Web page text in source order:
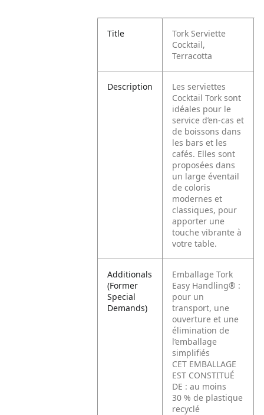
Title
Tork Serviette
Cocktail,
Terracotta
Description
Les serviettes
Cocktail Tork sont
idéales pour le
service d’en-cas et
de boissons dans
les bars et les
cafés. Elles sont
proposées dans
un large éventail
de coloris
modernes et
classiques, pour
apporter une
touche vibrante à
votre table.
Additionals
(Former
Special
Demands)
Emballage Tork
Easy Handling® :
pour un
transport, une
ouverture et une
élimination de
l’emballage
simplifiés
CET EMBALLAGE
EST CONSTITUÉ
DE : au moins
30 % de plastique
recyclé